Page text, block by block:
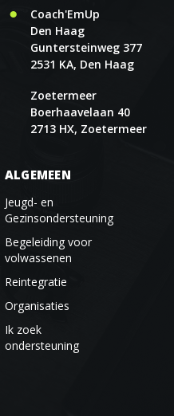
●
Coach'EmUp
Den Haag
Guntersteinweg 377
2531 KA, Den Haag
Zoetermeer
Boerhaavelaan 40
2713 HX, Zoetermeer
ALGEMEEN
Jeugd- en
Gezinsondersteuning
Begeleiding voor
volwassenen
Reintegratie
Organisaties
Ik zoek
ondersteuning